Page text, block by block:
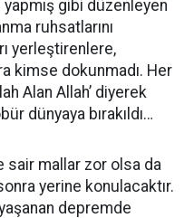
gibi düzenleyen
ruhsatlarını
yerleştirenlere,
kimse dokunmadı. Her
Alan Allah’ diyerek
dünyaya bırakıldı…
sair mallar zor olsa da
yerine konulacaktır.
depremde